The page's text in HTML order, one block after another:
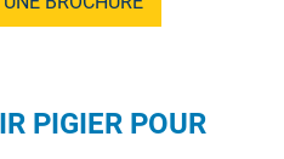
PIGIER POUR